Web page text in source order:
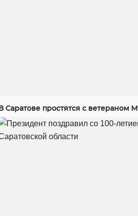
Саратове простятся с ветераном